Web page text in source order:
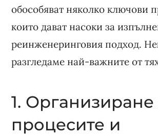
обособяват няколко ключови
които дават насоки за
реинженеринговия подход.
разгледаме най-важните от
1.
процесите и